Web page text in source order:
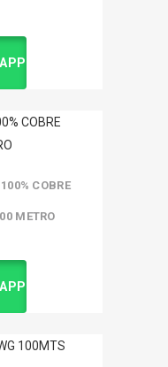
COBRE
METRO